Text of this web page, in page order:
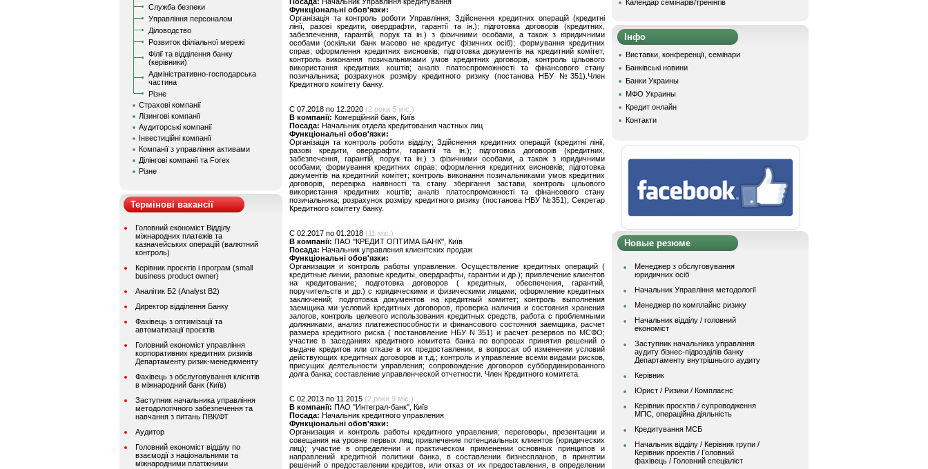
Служба безпеки
Управління персоналом
Діловодство
Розвиток філіальної мережі
Філії та відділення банку
(керівники)
Адміністративно-господарська
частина
Різне
Страхові компанії
Лізингові компанії
Аудиторські компанії
Інвестиційні компанії
Компанії з управління активами
Ділінгові компанії та Forex
Різне
Термінові вакансії
Головний економіст Відділу
міжнародних платежів та
казначейських операцій (валютний
контроль)
Керівник проєктів і програм (small
business product owner)
Аналітик Б2 (Analyst B2)
Директор відділення Банку
Фахівець з оптимізації та
автоматизації проєктів
Головний економіст управління
корпоративних кредитних ризиків
Департаменту ризик-менеджменту
Фахівець з обслуговування клієнтів
в міжнародний банк (Київ)
Заступник начальника управління
методологічного забезпечення та
навчання з питань ПВК/ФТ
Аудитор
Головний економіст відділу по
взаємодії з національними та
міжнародними платіжними
Функціональні обов'язки:
Організація та контроль роботи Управління; Здійснення кредитних операцій (кредитні
лінії, разові кредити, овердрафти, гарантії та ін.); підготовка договорів (кредитних,
забезпечення, гарантій, порук та ін.) з фізичними особами, а також з юридичними
особами (оскільки банк масово не кредитує фізичних осіб); формування кредитних
справ; оформлення кредитних висновків; підготовка документів на кредитний комітет;
контроль виконання позичальниками умов кредитних договорів, контроль цільового
використання кредитних коштів; аналіз платоспроможності та фінансового стану
позичальника; розрахунок розміру кредитного ризику (постанова НБУ №351).Член
Кредитного комітету банку.
C 07.2018 по 12.2020 (2 роки 5 міс.)
В компанії: Комерційний банк, Київ
Посада: Начальник отдела кредитования частных лиц
Функціональні обов'язки:
Організація та контроль роботи відділу; Здійснення кредитних операцій (кредитні лінії,
разові кредити, овердрафти, гарантії та ін.); підготовка договорів (кредитних,
забезпечення, гарантій, порук та ін.) з фізичними особами, а також з юридичними
особами; формування кредитних справ; оформлення кредитних висновків; підготовка
документів на кредитний комітет; контроль виконання позичальниками умов кредитних
договорів, перевірка наявності та стану зберігання застави, контроль цільового
використання кредитних коштів; аналіз платоспроможності та фінансового стану
позичальника; розрахунок розміру кредитного ризику (постанова НБУ №351); Секретар
Кредитного комітету банку.
C 02.2017 по 01.2018 (11 міс.)
В компанії: ПАО ''КРЕДИТ ОПТИМА БАНК'', Київ
Посада: Начальник управления клиентских продаж
Функціональні обов'язки:
Организация и контроль работы управления. Осуществление кредитных операций (
кредитные линии, разовые кредиты, овердрафты, гарантии и др.); привлечение клиентов
на кредитование; подготовка договоров ( кредитных, обеспечения, гарантий,
поручительств и др.) с юридическими и физическими лицами; оформление кредитных
заключений; подготовка документов на кредитный комитет; контроль выполнения
заемщика ми условий кредитных договоров, проверка наличия и состояния хранения
залогов, контроль целевого использования кредитных средств, работа с проблемными
должниками, анализ платежеспособности и финансового состояния заемщика, расчет
размера кредитного риска ( постановление НБУ N 351) и расчет резервов по МСФО;
участие в заседаниях кредитного комитета банка по вопросах принятия решений о
выдаче кредитов или отказе в их предоставлении, в вопросах об изменении условий
действующих кредитных договоров и т.д.; контроль и управление всеми видами рисков,
присущих деятельности управления; сопровождение договоров суббординированного
долга банка; составление управленческой отчетности. Член Кредитного комитета.
C 02.2013 по 11.2015 (2 роки 9 міс.)
В компанії: ПАО ''Интеграл-банк'', Київ
Посада: Начальник кредитного управления
Функціональні обов'язки:
Организация и контроль работы кредитного управления; переговоры, презентации и
совещания на уровне первых лиц; привлечение потенциальных клиентов (юридических
лиц); участие в определении и практическом применении основных принципов и
направлений кредитной политики банка, в составлении бизнеспланов, в принятии
решений о предоставлении кредитов, или отказ от их предоставления, в определении
Календар семінарів/тренінгів
Інфо
Виставки, конференції, семінари
Банківські новини
Банки Украины
МФО Украины
Кредит онлайн
Контакти
Новые резюме
Менеджер з обслуговування
юридичних осіб
Начальник Управління методології
Менеджер по комплайнс ризику
Начальник відділу / головний
економіст
Заступник начальника управління
аудиту бізнес-підрозділів банку
Департаменту внутрішнього аудиту
Керівник
Юрист / Ризики / Комплаєнс
Керівник проєктів / супроводження
МПС, операційна діяльність
Кредитування МСБ
Начальник вiддiлу / Керівник групи /
Керівник проектів / Головний
фахівець / Головний спеціаліст